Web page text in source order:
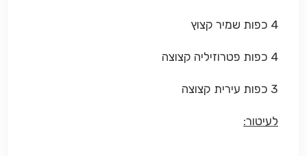
4 כפות שמיר קצוץ
4 כפות פטרוזיליה קצוצה
3 כפות עירית קצוצה
לעיטור: